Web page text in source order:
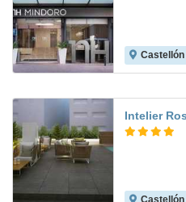
Castellón
Intelier
Castellón